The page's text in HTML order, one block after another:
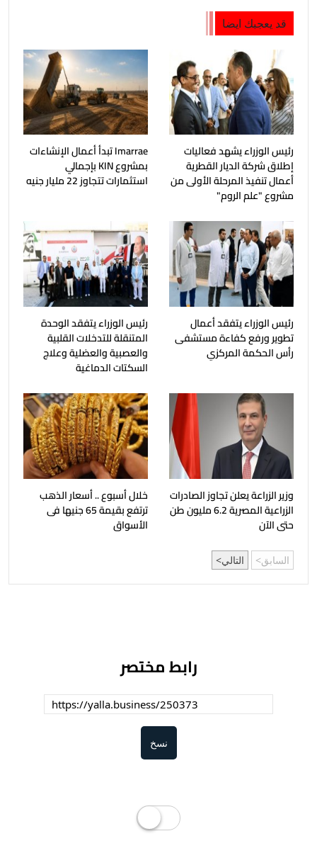
قد يعجبك ايضا
رئيس الوزراء يشهد فعاليات
إطلاق شركة الديار القطرية
أعمال تنفيذ المرحلة الأولى من
مشروع "علم الروم"
Imarrae تبدأ أعمال الإنشاءات
بمشروع KIN بإجمالي
استثمارات تتجاوز 22 مليار جنيه
رئيس الوزراء يتفقد أعمال
تطوير ورفع كفاءة مستشفى
رأس الحكمة المركزي
رئيس الوزراء يتفقد الوحدة
المتنقلة للتدخلات القلبية
والعصبية والعضلية وعلاج
السكتات الدماغية
وزير الزراعة يعلن تجاوز الصادرات
الزراعية المصرية 6.2 مليون طن
حتى الآن
خلال أسبوع .. أسعار الذهب
ترتفع بقيمة 65 جنيها فى
الأسواق
السابق التالي
رابط مختصر
نسخ